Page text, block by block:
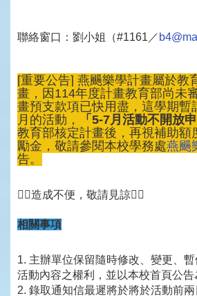
聯絡窗口：劉小姐（#1161／
[重要公告] 燕颺樂學計畫屬於教
畫，因114年度計畫教育部尚未
畫預支款項已快用盡，這學期暫
月的活動，
「5-7月活動不開放
教育部核定計畫後，再視補助額
勵金，敬請參閱本校學務處燕颺
告。
🙇‍♀️造成不便，敬請見諒🙇‍♀️
相關事項
1. 主辦單位保留隨時修改、變更、 暫
活動內容之權利，並以本校首頁公告
2. 錄取通知信最遲將於將於活動前